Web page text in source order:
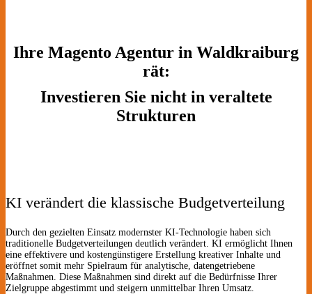
Ihre Magento Agentur in Waldkraiburg
rät:
Investieren Sie nicht in veraltete
Strukturen
KI verändert die klassische Budgetverteilung
Durch den gezielten Einsatz modernster KI-Technologie haben sich
traditionelle Budgetverteilungen deutlich verändert. KI ermöglicht Ihnen
eine effektivere und kostengünstigere Erstellung kreativer Inhalte und
eröffnet somit mehr Spielraum für analytische, datengetriebene
Maßnahmen. Diese Maßnahmen sind direkt auf die Bedürfnisse Ihrer
Zielgruppe abgestimmt und steigern unmittelbar Ihren Umsatz.